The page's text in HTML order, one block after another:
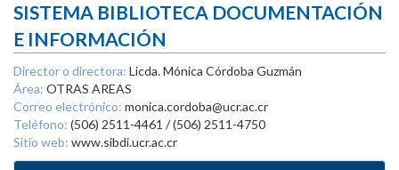
SISTEMA BIBLIOTECA DOCUMENTACIÓN
E INFORMACIÓN
Director o directora: Licda. Mónica Córdoba Guzmán
Área: OTRAS AREAS
Correo electrónico: monica.cordoba@ucr.ac.cr
Teléfono: (506) 2511-4461 / (506) 2511-4750
Sitio web: www.sibdi.ucr.ac.cr